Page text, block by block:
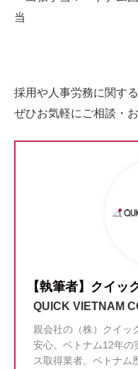
当
採用や人事労務に関す
ぜひお気軽にご相談・
【執筆者】クイッ
QUICK VIETNAM
親会社の（株）クイッ
安心。ベトナム12年の
ス取得業者。ベトナム